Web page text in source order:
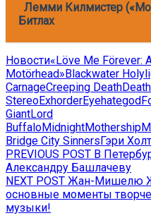
Лемми Килмистер
Битлах
Новости«Löve Me Förever:
Motörhead»Blackwater
CarnageCreeping Death
StereoExhorderEyehategod
GiantLord
BuffaloMidnightMothership
Bridge City SinnersГэри Холт
Навигация
по
записям
PREVIOUS POST Previous
post:
В
Александру Башлачеву
NEXT POST Next
post:
Жан-Мишелю
основные моменты
музыки!